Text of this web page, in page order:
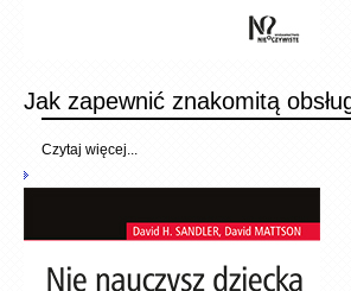
Jak zapewnić znakomitą
Czytaj więcej...